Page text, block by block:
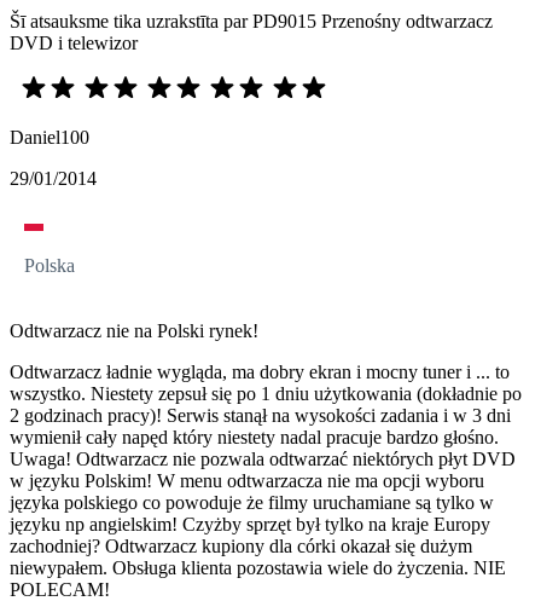
Šī atsauksme tika uzrakstīta par PD9015 Przenośny odtwarzacz
DVD i telewizor
Daniel100
29/01/2014
Polska
Odtwarzacz nie na Polski rynek!
Odtwarzacz ładnie wygląda, ma dobry ekran i mocny tuner i ... to
wszystko. Niestety zepsuł się po 1 dniu użytkowania (dokładnie po
2 godzinach pracy)! Serwis stanął na wysokości zadania i w 3 dni
wymienił cały napęd który niestety nadal pracuje bardzo głośno.
Uwaga! Odtwarzacz nie pozwala odtwarzać niektórych płyt DVD
w języku Polskim! W menu odtwarzacza nie ma opcji wyboru
języka polskiego co powoduje że filmy uruchamiane są tylko w
języku np angielskim! Czyżby sprzęt był tylko na kraje Europy
zachodniej? Odtwarzacz kupiony dla córki okazał się dużym
niewypałem. Obsługa klienta pozostawia wiele do życzenia. NIE
POLECAM!